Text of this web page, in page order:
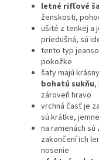
letné rifľové
ženskosti,
ušité z tenkej a
priedušná, sú
tento typ
pokožke
šaty majú
bohatú sukňu,
zároveň hravo
vrchná časť je
sú krátke, jemne
na ramenách
zakončení ich
nosenie